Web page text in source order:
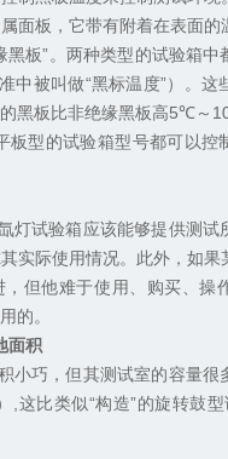
面板，它带有附着在表面的
黑板”。两种类型的试验箱中
中被叫做“黑标温度”）。这
黑板比非绝缘黑板高5℃～
板型的试验箱型号都可以控
灯试验箱应该能够提供测试
实际使用情况。此外，如果
但他难于使用、购买、操
的。
面积
小巧，但其测试室的容量很
, 这比类似“构造”的旋转鼓